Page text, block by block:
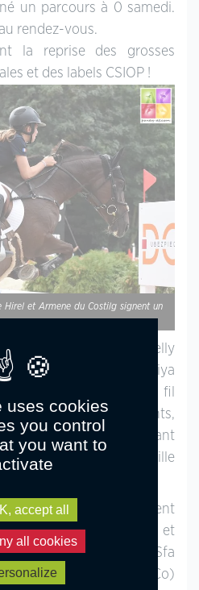
un parcours à 0 samedi.
rendez-vous.
la reprise des grosses
et des labels CSIOP !
Hirel et Armene du Costilg signent un
l’As Excellence hier. Kelly
d’Oreal) et Marie Aliya
sont passées à un fil
le barrage. Avec 4 points,
4e et 5e, devant
der Lenn) et Camille
à 8 points.
Prix s’est également
4 amazones.Cléa Martin et
par Fildor de Largival,Sfa
Po par Nimbus IV, Co)
uses cookies
you control
you want to
accept all
all cookies